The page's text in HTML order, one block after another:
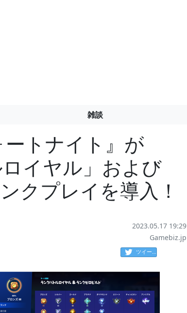
雑談
トナイト』が
イヤル」および
クプレイを導入！
2023.05.17 19:29
Gamebiz.jp
ツイート